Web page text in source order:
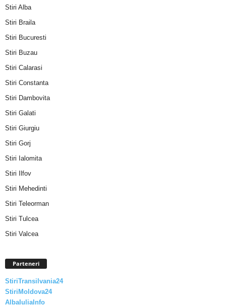
Stiri Alba
Stiri Braila
Stiri Bucuresti
Stiri Buzau
Stiri Calarasi
Stiri Constanta
Stiri Dambovita
Stiri Galati
Stiri Giurgiu
Stiri Gorj
Stiri Ialomita
Stiri Ilfov
Stiri Mehedinti
Stiri Teleorman
Stiri Tulcea
Stiri Valcea
Parteneri
StiriTransilvania24
StiriMoldova24
AlbaIuliaInfo